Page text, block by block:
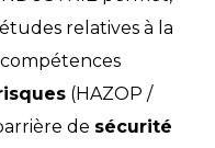
relatives à la
compétences
(HAZOP /
de sécurité